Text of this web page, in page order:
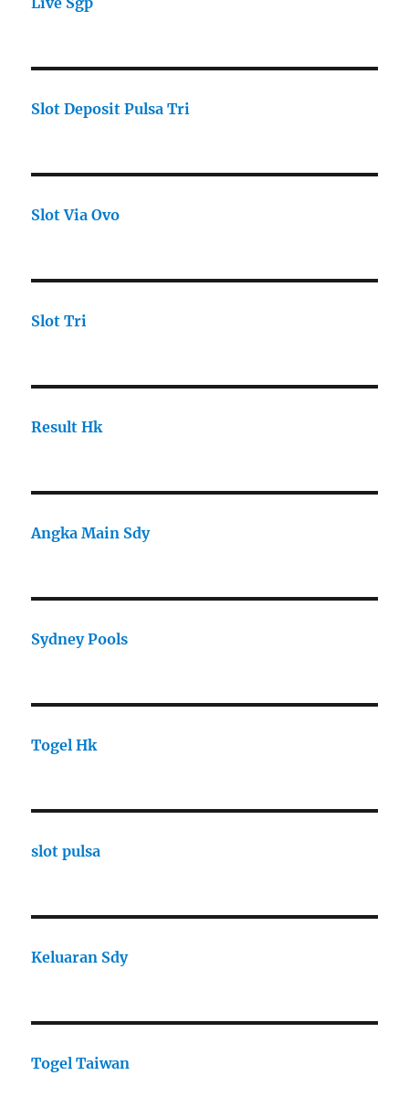
Slot Deposit Pulsa Tri
Slot Via Ovo
Slot Tri
Result Hk
Angka Main Sdy
Sydney Pools
Togel Hk
slot pulsa
Keluaran Sdy
Togel Taiwan